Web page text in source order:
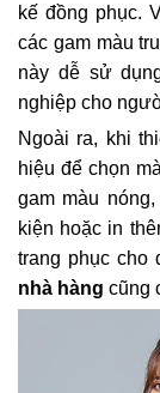
kế đồng phục.
các gam màu
này dễ sử
nghiệp cho
Ngoài ra, khi
hiệu để chọn
gam màu
kiện hoặc in
trang phục cho
nhà hàng cũng